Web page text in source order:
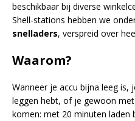
beschikbaar bij diverse
Shell-stations hebben we
snelladers, verspreid over
Waarom?
Wanneer je accu bijna leeg is,
leggen hebt, of je gewoon
komen: met 20 minuten laden